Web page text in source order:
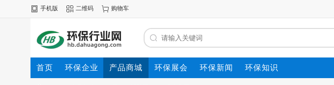
手机版 二维码 购物车
首页 环保企业 产品商城 环保展会 环保新闻 环保知识